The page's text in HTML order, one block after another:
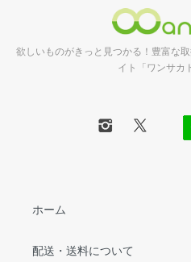
欲しいものがきっと見つかる！豊富な
イト「ワンサカ
ホーム
配送・送料について